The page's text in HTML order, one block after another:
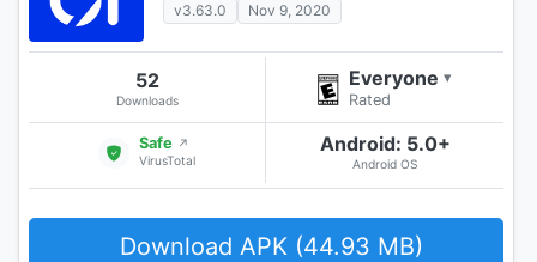
v3.63.0
Nov 9, 2020
52
Downloads
Everyone ▾
Rated
Safe ↗
VirusTotal
Android: 5.0+
Android OS
Download APK (44.93 MB)